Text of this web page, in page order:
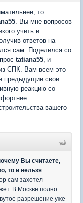
то
. Вы мне вопросов
учить и
ответов на
сам. Поделился со
tatiana55, и
СПК. Вам всем это
предыдущие свои
реакцию со
вашего
Вы считаете,
то и нельзя
сам захотел
В Москве полно
разрешение уже